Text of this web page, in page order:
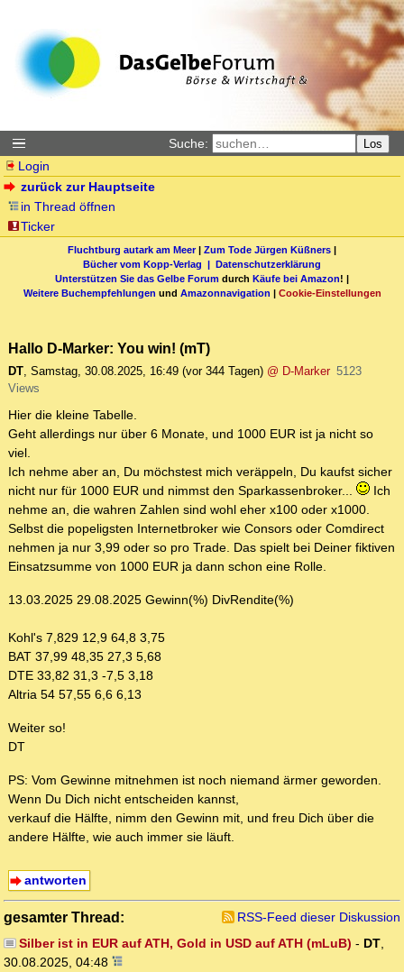
Suche: Los
Login
zurück zur Hauptseite
in Thread öffnen
Ticker
Fluchtburg autark am Meer| Zum Tode Jürgen Küßners |
Bücher vom Kopp-Verlag | Datenschutzerklärung
Unterstützen Sie das Gelbe Forum durch Käufe bei Amazon! |
Weitere Buchempfehlungen und Amazonnavigation | Cookie-Einstellungen
Hallo D-Marker: You win! (mT)
DT, Samstag, 30.08.2025, 16:49 (vor 344 Tagen) @ D-Marker 5123
Views
Hier die kleine Tabelle.
Geht allerdings nur über 6 Monate, und 1000 EUR ist ja nicht so
viel.
Ich nehme aber an, Du möchstest mich veräppeln, Du kaufst sicher
nicht nur für 1000 EUR und nimmst den Sparkassenbroker...
Ich
nehme an, die wahren Zahlen sind wohl eher x100 oder x1000.
Selbst die popeligsten Internetbroker wie Consors oder Comdirect
nehmen ja nur 3,99 oder so pro Trade. Das spielt bei Deiner fiktiven
Einsatzsumme von 1000 EUR ja dann schon eine Rolle.
13.03.2025 29.08.2025 Gewinn(%) DivRendite(%)
Kohl's 7,829 12,9 64,8 3,75
BAT 37,99 48,35 27,3 5,68
DTE 33,82 31,3 -7,5 3,18
Altria 54 57,55 6,6 6,13
Weiter so!
DT
PS: Vom Gewinne mitnehmen ist noch niemand ärmer geworden.
Wenn Du Dich nicht entscheiden kannst,
verkauf die Hälfte, nimm den Gewinn mit, und freu Dich über die
andere Hälfte, wie auch immer sie läuft.
antworten
gesamter Thread:
RSS-Feed dieser Diskussion
Silber ist in EUR auf ATH, Gold in USD auf ATH (mLuB) - DT,
30.08.2025, 04:48